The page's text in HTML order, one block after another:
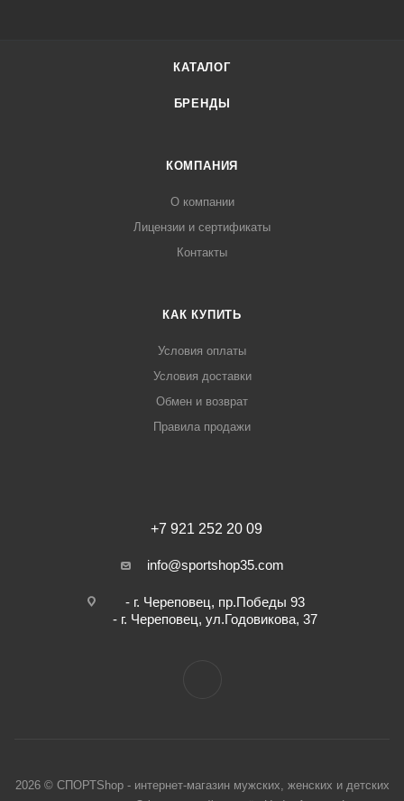
КАТАЛОГ
БРЕНДЫ
КОМПАНИЯ
О компании
Лицензии и сертификаты
Контакты
КАК КУПИТЬ
Условия оплаты
Условия доставки
Обмен и возврат
Правила продажи
+7 921 252 20 09
info@sportshop35.com
- г. Череповец, пр.Победы 93
- г. Череповец, ул.Годовикова, 37
2026 © СПОРТShop - интернет-магазин мужских, женских и детских